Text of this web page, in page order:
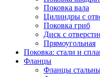
Поковка вала
Цилиндры с
Поковка гриб
Диск с
Прямоугольная
Поковка: cтали и
Фланцы
Фланцы